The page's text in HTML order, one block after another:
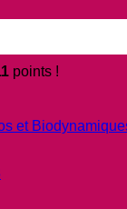
points !
et